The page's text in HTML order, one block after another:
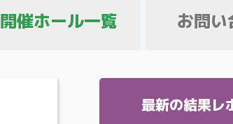
開催ホール一覧 お問い
最新の結果レ